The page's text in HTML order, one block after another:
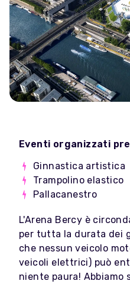
Eventi organizzati
Ginnastica artistica
Trampolino elastico
Pallacanestro
L'Arena Bercy è
per tutta la durata dei
che nessun veicolo
veicoli elettrici) può
niente paura!